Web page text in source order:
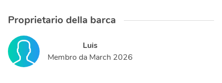
Proprietario della barca
Luis
Membro da March 2026